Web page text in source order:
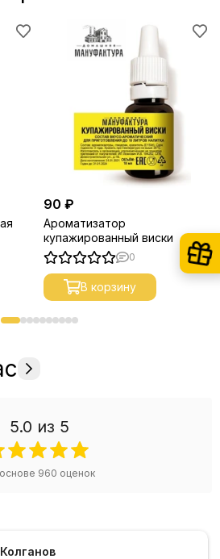
90 ₽
Ароматизатор
купажированный виски
0
В корзину
5.0 из 5
960 оценок